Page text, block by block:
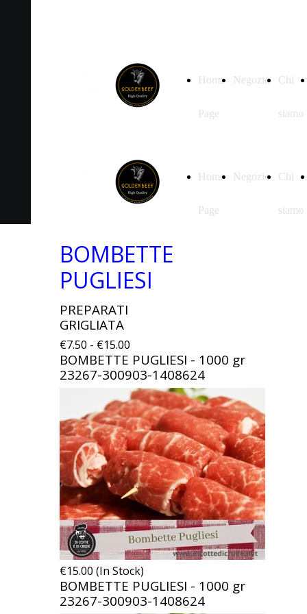
Home
Page
Negozio Chi
siamo
Home
Page
Negozio Chi
siamo
BOMBETTE
PUGLIESI
PREPARATI
GRIGLIATA
€7.50 - €15.00
BOMBETTE PUGLIESI - 1000 gr
23267-300903-1408624
€15.00 (In Stock)
BOMBETTE PUGLIESI - 1000 gr
23267-300903-1408624